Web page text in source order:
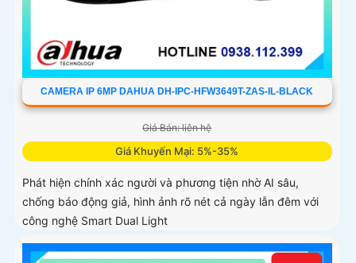
CAMERA IP 6MP DAHUA DH-IPC-HFW3649T-ZAS-IL-BLACK
Giá Bán: liên hệ
Giá Khuyến Mại: 5%-35%
Phát hiện chính xác người và phương tiện nhờ AI sâu,
chống báo động giả, hình ảnh rõ nét cả ngày lẫn đêm với
công nghệ Smart Dual Light